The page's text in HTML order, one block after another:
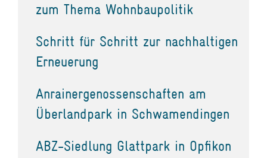
zum Thema Wohnbaupolitik
Schritt für Schritt zur nachhaltigen
Erneuerung
Anrainergenossenschaften am
Überlandpark in Schwamendingen
ABZ-Siedlung Glattpark in Opfikon